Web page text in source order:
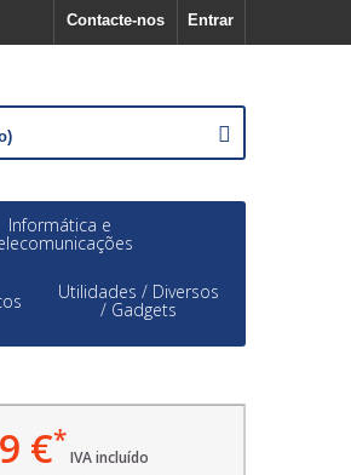
Entrar
Contacte-nos
Informática e
Utilidades / Diversos
/ Gadgets
€*
IVA incluído